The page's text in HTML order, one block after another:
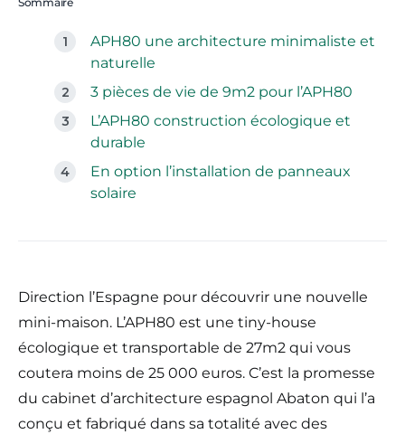
APH80 une architecture minimaliste et
naturelle
3 pièces de vie de 9m2 pour l’APH80
L’APH80 construction écologique et
durable
En option l’installation de panneaux
solaire
Direction l’Espagne pour découvrir une nouvelle
mini-maison. L’APH80 est une tiny-house
écologique et transportable de 27m2 qui vous
coutera moins de 25 000 euros. C’est la promesse
du cabinet d’architecture espagnol Abaton qui l’a
conçu et fabriqué dans sa totalité avec des